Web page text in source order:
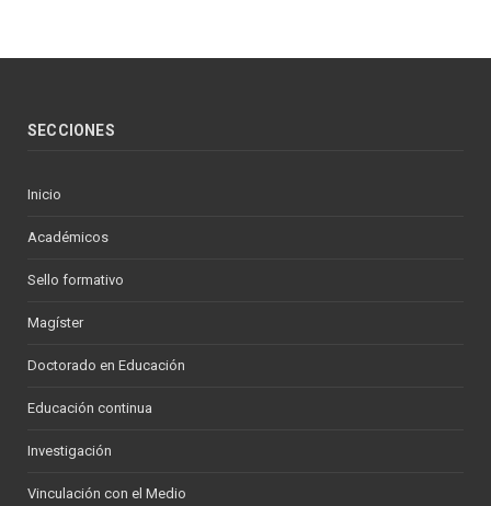
SECCIONES
Inicio
Académicos
Sello formativo
Magíster
Doctorado en Educación
Educación continua
Investigación
Vinculación con el Medio